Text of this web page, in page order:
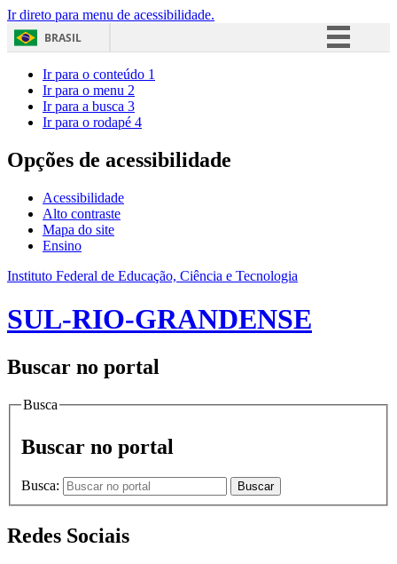
Ir direto para menu de acessibilidade.
BRASIL
Acesso à informação
Ir para o conteúdo 1
Ir para o menu 2
Ir para a busca 3
Ir para o rodapé 4
Opções de acessibilidade
Acessibilidade
Alto contraste
Mapa do site
Ensino
Instituto Federal de Educação, Ciência e Tecnologia
SUL-RIO-GRANDENSE
Buscar no portal
Busca
Buscar no portal
Busca: Buscar
Redes Sociais